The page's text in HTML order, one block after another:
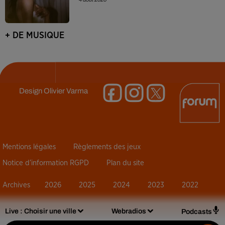
Live : Choisir une ville Webradios Podcasts
+ DE MUSIQUE
DesignOlivier Varma
Mentions légales Règlements des jeux
Notice d’information RGPD Plan du site
Archives 2026 2025 2024 2023 2022